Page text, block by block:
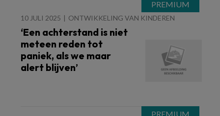
10 JULI 2025 ONTWIKKELING VAN KINDEREN
‘Een achterstand is niet
meteen reden tot
paniek, als we maar
alert blijven’